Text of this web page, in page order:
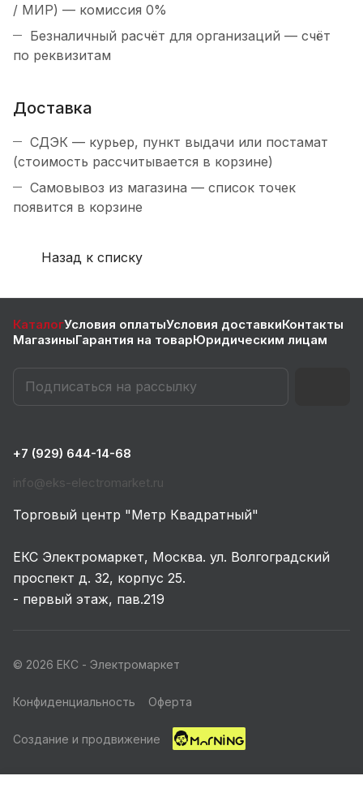
/ МИР) — комиссия 0%
Безналичный расчёт для организаций — счёт
по реквизитам
Доставка
СДЭК — курьер, пункт выдачи или постамат
(стоимость рассчитывается в корзине)
Самовывоз из магазина — список точек
появится в корзине
Назад к списку
КаталогУсловия оплатыУсловия доставкиКонтакты
МагазиныГарантия на товарЮридическим лицам
+7 (929) 644-14-68
info@eks-electromarket.ru
Торговый центр "Метр Квадратный"
ЕКС Электромаркет, Москва. ул. Волгоградский
проспект д. 32, корпус 25.
- первый этаж, пав.219
© 2026 ЕКС - Электромаркет
Конфиденциальность Оферта
Создание и продвижение